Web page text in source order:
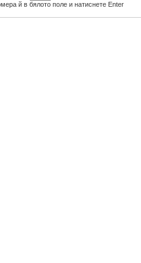
й в бялото поле и натиснете Enter